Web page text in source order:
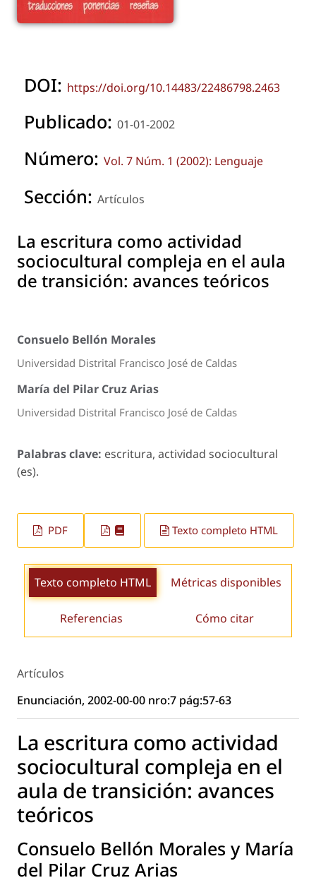
DOI: https://doi.org/10.14483/22486798.2463
Publicado: 01-01-2002
Número: Vol. 7 Núm. 1 (2002): Lenguaje
Sección: Artículos
La escritura como actividad
sociocultural compleja en el aula
de transición: avances teóricos
Consuelo Bellón Morales
Universidad Distrital Francisco José de Caldas
María del Pilar Cruz Arias
Universidad Distrital Francisco José de Caldas
Palabras clave: escritura, actividad sociocultural
(es).
PDF Texto completo HTML
Texto completo HTML Métricas disponibles
Referencias Cómo citar
Artículos
Enunciación, 2002-00-00 nro:7 pág:57-63
La escritura como actividad
sociocultural compleja en el
aula de transición: avances
teóricos
Consuelo Bellón Morales y María
del Pilar Cruz Arias